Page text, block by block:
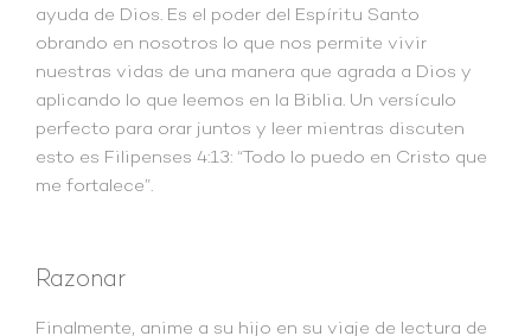
ayuda de Dios. Es el poder del Espíritu Santo
obrando en nosotros lo que nos permite vivir
nuestras vidas de una manera que agrada a Dios y
aplicando lo que leemos en la Biblia. Un versículo
perfecto para orar juntos y leer mientras discuten
esto es Filipenses 4:13: “Todo lo puedo en Cristo que
me fortalece”.
Razonar
Finalmente, anime a su hijo en su viaje de lectura de